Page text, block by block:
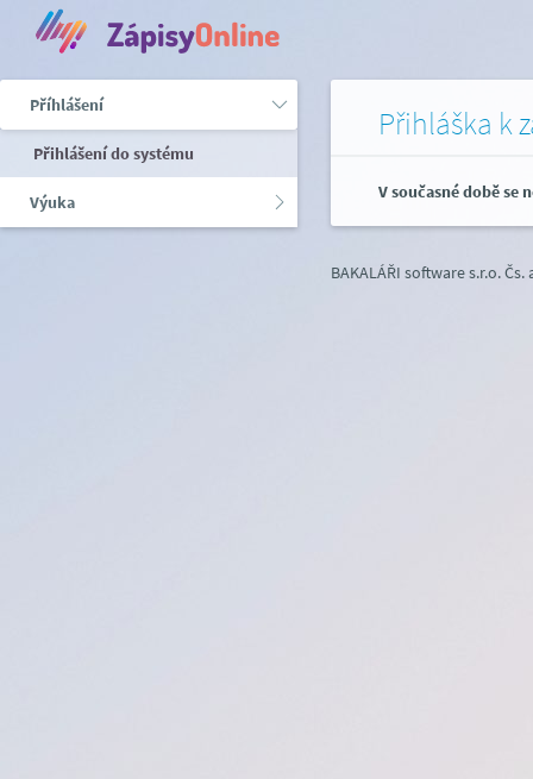
Příhlášení
Přihlášení do systému
Výuka
Přihláška k
V současné době se
BAKALÁŘI software s.r.o.Čs.